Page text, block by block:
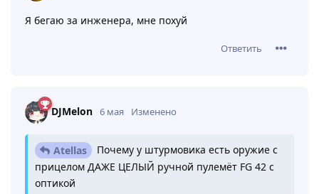
Я бегаю за инженера, мне похуй
Ответить
DJMelon 6 мая Изменено
Atellas
Почему у штурмовика есть оружие с
прицелом ДАЖЕ ЦЕЛЫЙ ручной пулемёт FG 42 с
оптикой